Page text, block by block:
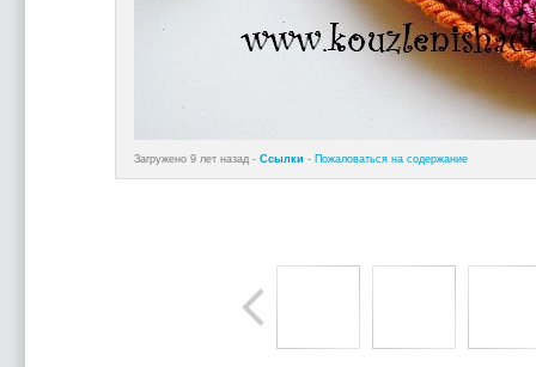
Загружено 9 лет назад - Ссылки - Пожаловаться на содержание